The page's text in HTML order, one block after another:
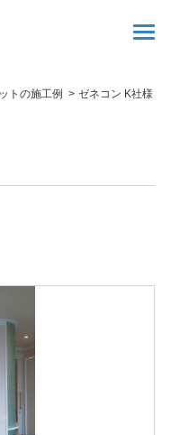
トの施工例 ゼネコン K社様